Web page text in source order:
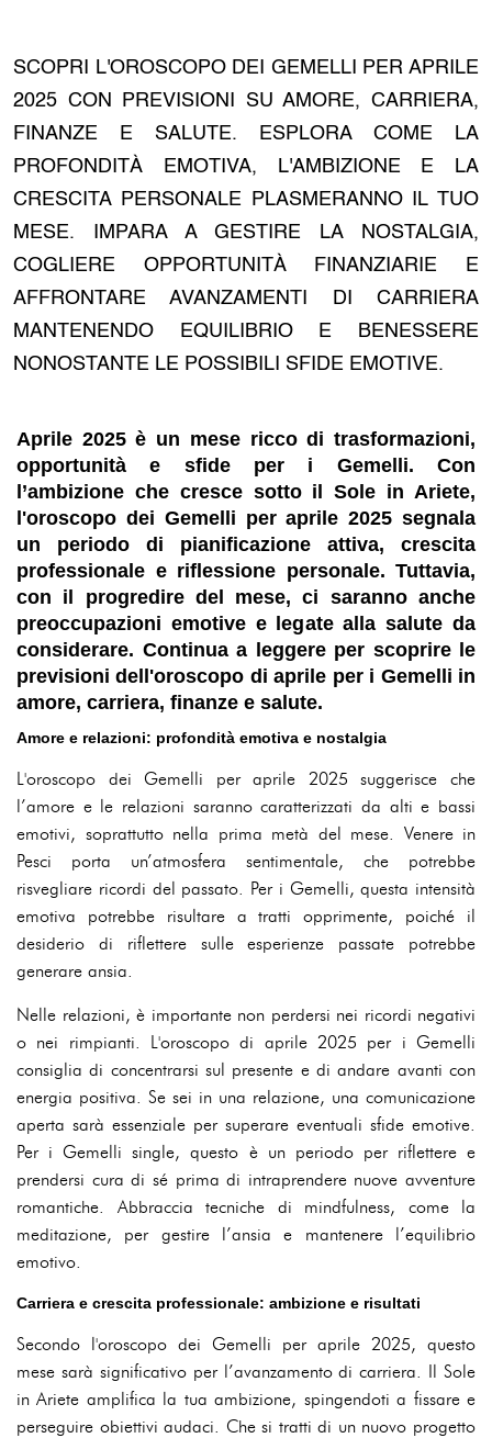
SCOPRI L'OROSCOPO DEI GEMELLI PER APRILE
2025 CON PREVISIONI SU AMORE, CARRIERA,
FINANZE E SALUTE. ESPLORA COME LA
PROFONDITÀ EMOTIVA, L'AMBIZIONE E LA
CRESCITA PERSONALE PLASMERANNO IL TUO
MESE. IMPARA A GESTIRE LA NOSTALGIA,
COGLIERE OPPORTUNITÀ FINANZIARIE E
AFFRONTARE AVANZAMENTI DI CARRIERA
MANTENENDO EQUILIBRIO E BENESSERE
NONOSTANTE LE POSSIBILI SFIDE EMOTIVE.
Aprile 2025 è un mese ricco di trasformazioni,
opportunità e sfide per i Gemelli. Con
l’ambizione che cresce sotto il Sole in Ariete,
l'oroscopo dei Gemelli per aprile 2025 segnala
un periodo di pianificazione attiva, crescita
professionale e riflessione personale. Tuttavia,
con il progredire del mese, ci saranno anche
preoccupazioni emotive e legate alla salute da
considerare. Continua a leggere per scoprire le
previsioni dell'oroscopo di aprile per i Gemelli in
amore, carriera, finanze e salute.
Amore e relazioni: profondità emotiva e nostalgia
L'oroscopo dei Gemelli per aprile 2025 suggerisce che
l’amore e le relazioni saranno caratterizzati da alti e bassi
emotivi, soprattutto nella prima metà del mese. Venere in
Pesci porta un’atmosfera sentimentale, che potrebbe
risvegliare ricordi del passato. Per i Gemelli, questa intensità
emotiva potrebbe risultare a tratti opprimente, poiché il
desiderio di riflettere sulle esperienze passate potrebbe
generare ansia.
Nelle relazioni, è importante non perdersi nei ricordi negativi
o nei rimpianti. L'oroscopo di aprile 2025 per i Gemelli
consiglia di concentrarsi sul presente e di andare avanti con
energia positiva. Se sei in una relazione, una comunicazione
aperta sarà essenziale per superare eventuali sfide emotive.
Per i Gemelli single, questo è un periodo per riflettere e
prendersi cura di sé prima di intraprendere nuove avventure
romantiche. Abbraccia tecniche di mindfulness, come la
meditazione, per gestire l’ansia e mantenere l’equilibrio
emotivo.
Carriera e crescita professionale: ambizione e risultati
Secondo l'oroscopo dei Gemelli per aprile 2025, questo
mese sarà significativo per l’avanzamento di carriera. Il Sole
in Ariete amplifica la tua ambizione, spingendoti a fissare e
perseguire obiettivi audaci. Che si tratti di un nuovo progetto